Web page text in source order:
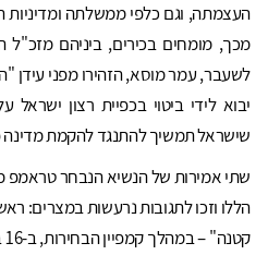
העצמתה, וגם כלפי ממשלתה ומדיניות
מכך, מומחים בכירים, ביניהם מזכ"ל
לשעבר, עמר מוסא, הזהירו מפני עידן
יבוא לידי ביטוי בכפיית רצון ישראל
שישראל תמשיך להתנגד להקמת מדינה
שתי אמירות של הנשיא הנבחר טראמפ
הללו וזכו לתגובות נרעשות במצרים: